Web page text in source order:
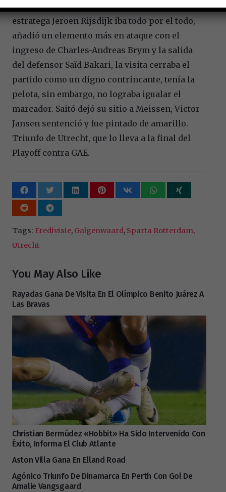
ingresó a Victor Jansen y retiró a Boussaid. El
estratega Jeroen Rijsdijk iba todo por el todo,
añadió un elemento más en ataque con el
ingreso de Charles-Andreas Brym y la salida
del defensor Saïd Bakari, la visita cerraba el
partido como un digno contrincante, tenía la
pelota, sin embargo, no lograba igualar el
marcador. Saitó dejó su sitio a Meissen, Victor
Jansen sentenció y fue pintado de amarillo.
Triunfo de Utrecht, que lo lleva a la final del
Playoff contra GAE.
Tags: Eredivisie, Galgenwaard, Sparta Rotterdam,
Utrecht
You May Also Like
Rayadas Gana De Visita En El Olímpico Benito Juárez A
Las Bravas
Christian Bermúdez «Hobbit» Ha Sido Intervenido Con
Éxito, Informa El Club Atlante
Aston Villa Gana En Elland Road
Agónico Triunfo De Dinamarca En Perth Con Gol De
Amalie Vangsgaard